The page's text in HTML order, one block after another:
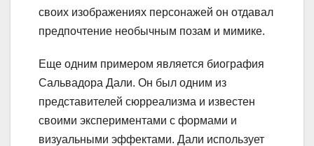
своих изображениях персонажей он отдавал
предпочтение необычным позам и мимике.
Еще одним примером является биография
Сальвадора Дали. Он был одним из
представителей сюрреализма и известен
своими экспериментами с формами и
визуальными эффектами. Дали использует